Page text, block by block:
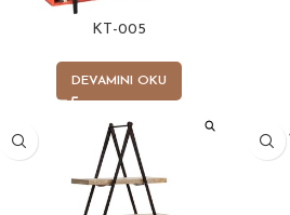
KT-005
DEVAMINI OKU